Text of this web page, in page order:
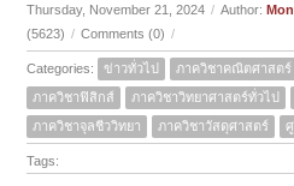
Thursday, November 21, 2024 / Author:
(5623) / Comments (0) /
Categories: ข่าวทั่วไป ภาควิชาคณิตศาสตร์
ภาควิชาฟิสิกส์
ภาควิชาวิทยาศาสตร์ทั่วไป
ภาควิชาจุลชีววิทยา
ภาควิชาวัสดุศาสตร์
Tags: